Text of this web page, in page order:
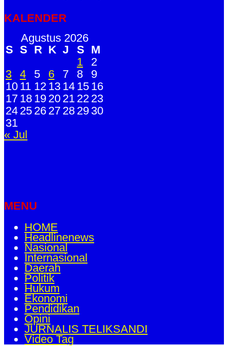
KALENDER
Agustus 2026
S S R K J S M
1
2
3
4 5 6 7 8
9
10 11 12 13 14 15 16
17 18 19 20 21 22 23
24 25 26 27 28 29 30
31
« Jul
MENU
HOME
Headlinenews
Nasional
Internasional
Daerah
Politik
Hukum
Ekonomi
Pendidikan
Opini
JURNALIS TELIKSANDI
Video Tag